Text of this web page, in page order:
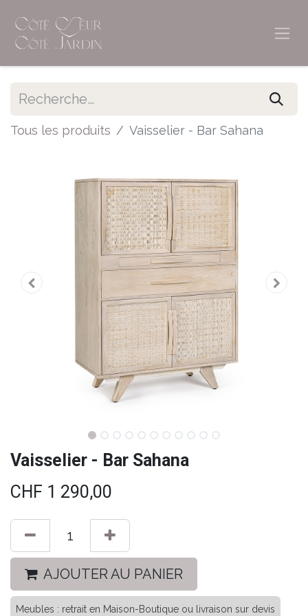
Tous les produits Vaisselier - Bar Sahana
Vaisselier - Bar Sahana
CHF 1 290,00
AJOUTER AU PANIER
Meubles : retrait en Maison-Boutique ou livraison sur devis